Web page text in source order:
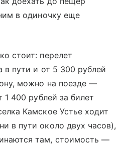
в одиночку еще
стоит: перелет
в пути и от 5 300 рублей
можно на поезде —
1 400 рублей за билет
Камское Устье ходит
в пути около двух часов),
там, стоимость —